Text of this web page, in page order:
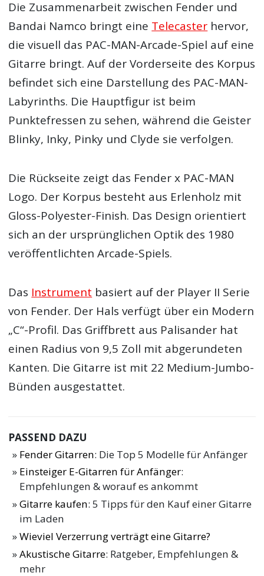
Die Zusammenarbeit zwischen Fender und
Bandai Namco bringt eine Telecaster hervor,
die visuell das PAC-MAN-Arcade-Spiel auf eine
Gitarre bringt. Auf der Vorderseite des Korpus
befindet sich eine Darstellung des PAC-MAN-
Labyrinths. Die Hauptfigur ist beim
Punktefressen zu sehen, während die Geister
Blinky, Inky, Pinky und Clyde sie verfolgen.
Die Rückseite zeigt das Fender x PAC-MAN
Logo. Der Korpus besteht aus Erlenholz mit
Gloss-Polyester-Finish. Das Design orientiert
sich an der ursprünglichen Optik des 1980
veröffentlichten Arcade-Spiels.
Das Instrument basiert auf der Player II Serie
von Fender. Der Hals verfügt über ein Modern
„C“-Profil. Das Griffbrett aus Palisander hat
einen Radius von 9,5 Zoll mit abgerundeten
Kanten. Die Gitarre ist mit 22 Medium-Jumbo-
Bünden ausgestattet.
PASSEND DAZU
Fender Gitarren: Die Top 5 Modelle für Anfänger
Einsteiger E-Gitarren für Anfänger:
Empfehlungen & worauf es ankommt
Gitarre kaufen: 5 Tipps für den Kauf einer Gitarre
im Laden
Wieviel Verzerrung verträgt eine Gitarre?
Akustische Gitarre: Ratgeber, Empfehlungen &
mehr